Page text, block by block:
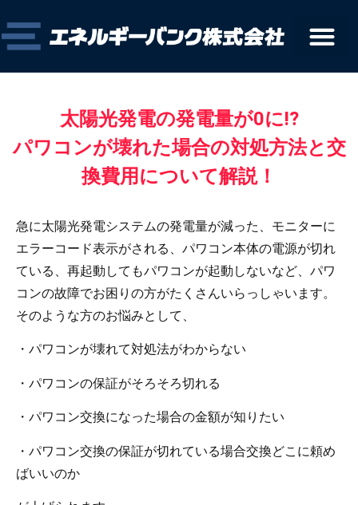
太陽光発電の発電量が0に!?
パワコンが壊れた場合の対処方法と交
換費用について解説！
急に太陽光発電システムの発電量が減った、モニターに
エラーコード表示がされる、パワコン本体の電源が切れ
ている、再起動してもパワコンが起動しないなど、パワ
コンの故障でお困りの方がたくさんいらっしゃいます。
そのような方のお悩みとして、
・パワコンが壊れて対処法がわからない
・パワコンの保証がそろそろ切れる
・パワコン交換になった場合の金額が知りたい
・パワコン交換の保証が切れている場合交換どこに頼め
ばいいのか